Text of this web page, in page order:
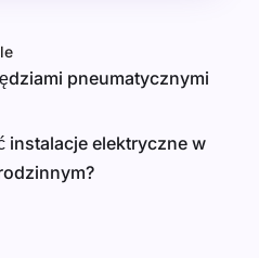
pneumatycznymi
instalacje elektryczne w